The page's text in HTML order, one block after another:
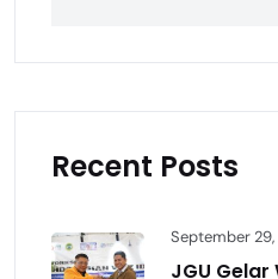
Recent Posts
September
JGU